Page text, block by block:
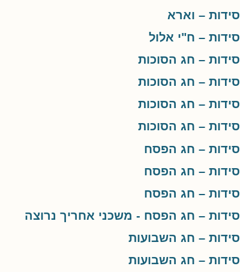
– וארא
– ח"י אלול
– חג הסוכות
– חג הסוכות
– חג הסוכות
– חג הסוכות
– חג הפסח
– חג הפסח
– חג הפסח
– חג הפסח - משכני אחריך נרוצה
– חג השבועות
– חג השבועות